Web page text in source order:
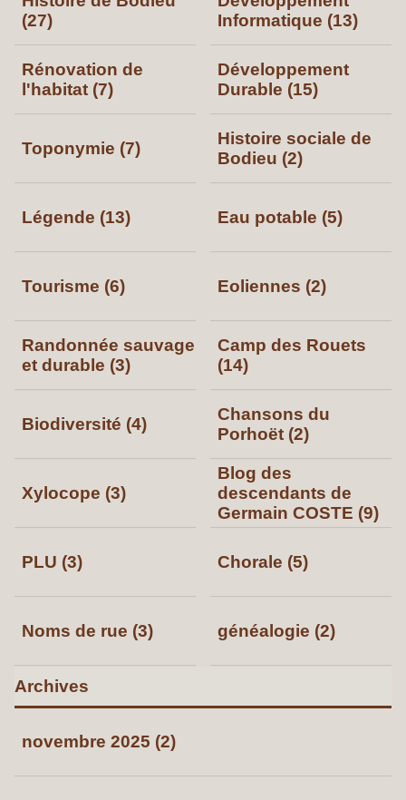
(27)
Informatique (13)
Rénovation de
l'habitat (7)
Développement
Durable (15)
Toponymie (7)
Histoire sociale de
Bodieu (2)
Légende (13) Eau potable (5)
Tourisme (6) Eoliennes (2)
Randonnée sauvage
et durable (3)
Camp des Rouets
(14)
Biodiversité (4)
Chansons du
Porhoët (2)
Xylocope (3)
Blog des
descendants de
Germain COSTE (9)
PLU (3) Chorale (5)
Noms de rue (3) généalogie (2)
Archives
novembre 2025 (2)